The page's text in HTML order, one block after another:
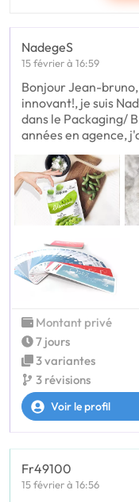
NadegeS
15 février à 16:59
Bonjour Jean-
innovant!, je suis
dans le Packaging/
années en agence,
Montant privé
7 jours
3 variantes
3 révisions
Voir le profil
Fr49100
15 février à 16:56